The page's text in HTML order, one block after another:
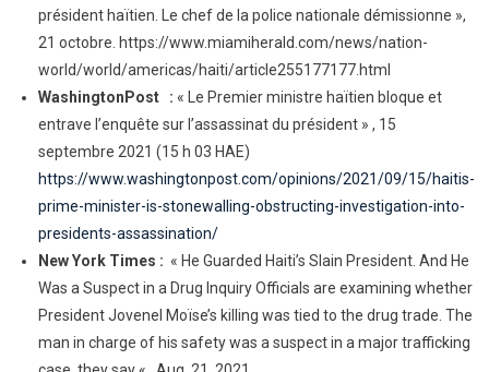
président haïtien. Le chef de la police nationale démissionne »,
21 octobre. https://www.miamiherald.com/news/nation-
world/world/americas/haiti/article255177177.html
WashingtonPost : « Le Premier ministre haïtien bloque et
entrave l’enquête sur l’assassinat du président » , 15
septembre 2021 (15 h 03 HAE)
https://www.washingtonpost.com/opinions/2021/09/15/haitis-
prime-minister-is-stonewalling-obstructing-investigation-into-
presidents-assassination/
New York Times : « He Guarded Haiti’s Slain President. And He
Was a Suspect in a Drug Inquiry Officials are examining whether
President Jovenel Moïse’s killing was tied to the drug trade. The
man in charge of his safety was a suspect in a major trafficking